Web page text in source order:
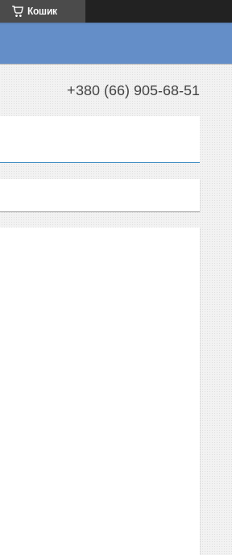
Кошик
+380 (66) 905-68-51